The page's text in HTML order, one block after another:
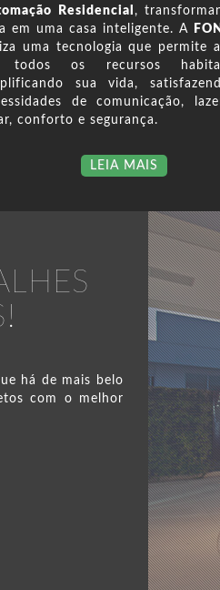
Residencial ,
em uma casa inteligente. A
uma tecnologia que permite
todos os recursos
sua vida,
de comunicação,
conforto e segurança.
LEIA MAIS
há de mais belo
com o melhor